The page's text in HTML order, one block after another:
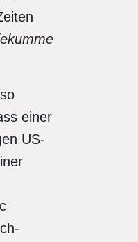
einer
US-